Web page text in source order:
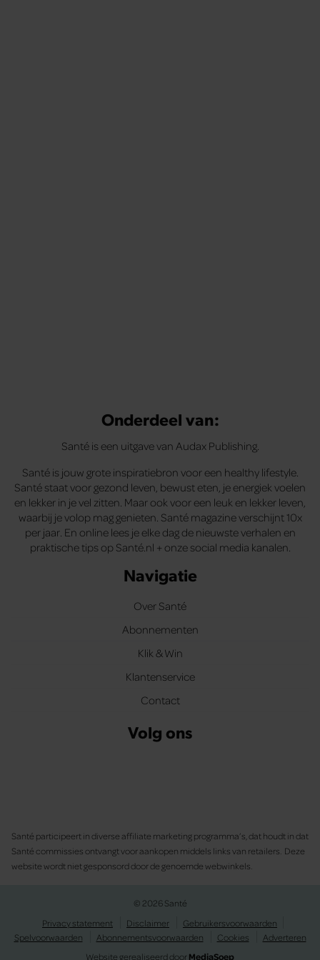
Onderdeel van:
Santé is een uitgave van Audax Publishing.
Santé is jouw grote inspiratiebron voor een healthy lifestyle.
Santé staat voor gezond leven, bewust eten, je energiek voelen
en lekker in je vel zitten. Maar ook voor een leuk en lekker leven,
waarbij je volop mag genieten. Santé magazine verschijnt 10x
per jaar. En online lees je elke dag de nieuwste verhalen en
praktische tips op Santé.nl + onze social media kanalen.
Navigatie
Over Santé
Abonnementen
Klik & Win
Klantenservice
Contact
Volg ons
Santé participeert in diverse affiliate marketing programma’s, dat houdt in dat
Santé commissies ontvangt voor aankopen middels links van retailers. Deze
website wordt niet gesponsord door de genoemde webwinkels.
© 2026 Santé
Privacy statement
Disclaimer
Gebruikersvoorwaarden
Spelvoorwaarden
Abonnementsvoorwaarden Cookies
Adverteren
Website gerealiseerd doorMediaSoep